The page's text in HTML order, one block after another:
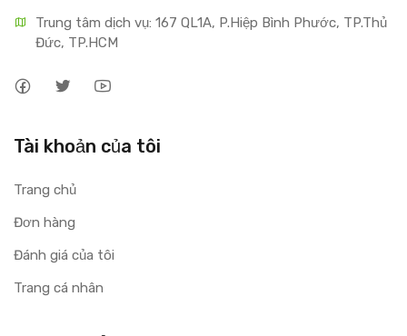
Trung tâm dịch vụ: 167 QL1A, P.Hiệp Bình Phước, TP.Thủ
Đức, TP.HCM
Tài khoản của tôi
Trang chủ
Đơn hàng
Đánh giá của tôi
Trang cá nhân